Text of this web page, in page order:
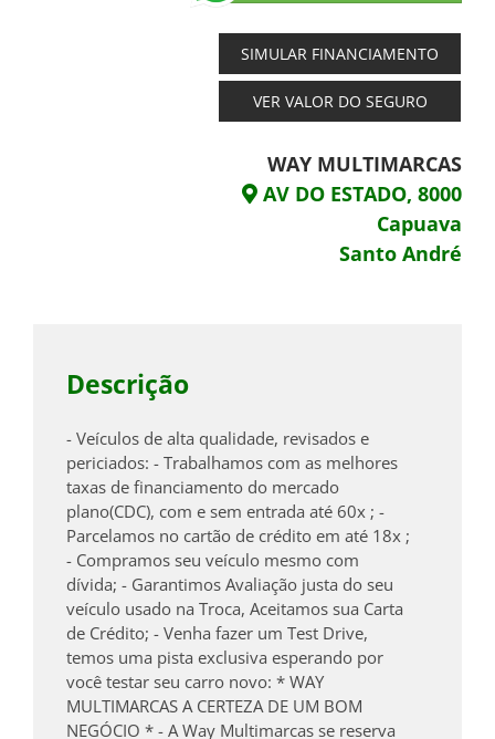
SIMULAR FINANCIAMENTO
VER VALOR DO SEGURO
WAY MULTIMARCAS
AV DO ESTADO, 8000
Capuava
Santo André
Descrição
- Veículos de alta qualidade, revisados e
periciados: - Trabalhamos com as melhores
taxas de financiamento do mercado
plano(CDC), com e sem entrada até 60x ; -
Parcelamos no cartão de crédito em até 18x ;
- Compramos seu veículo mesmo com
dívida; - Garantimos Avaliação justa do seu
veículo usado na Troca, Aceitamos sua Carta
de Crédito; - Venha fazer um Test Drive,
temos uma pista exclusiva esperando por
você testar seu carro novo: * WAY
MULTIMARCAS A CERTEZA DE UM BOM
NEGÓCIO * - A Way Multimarcas se reserva